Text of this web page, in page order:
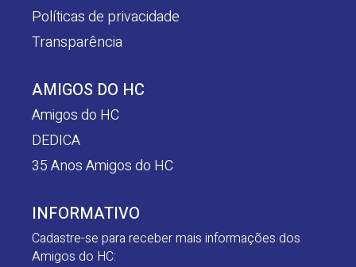
Políticas de privacidade
Transparência
AMIGOS DO HC
Amigos do HC
DEDICA
35 Anos Amigos do HC
INFORMATIVO
Cadastre-se para receber mais informações dos
Amigos do HC: